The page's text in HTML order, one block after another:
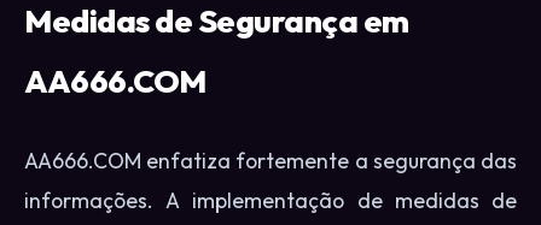
Medidas de Segurança em
AA666.COM
AA666.COM enfatiza fortemente a segurança das
informações. A implementação de medidas de